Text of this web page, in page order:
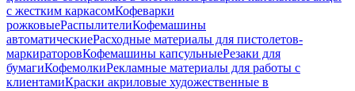
с жестким каркасомКофеварки
рожковыеРаспылителиКофемашины
автоматическиеРасходные материалы для пистолетов-
маркираторовКофемашины капсульныеРезаки для
бумагиКофемолкиРекламные материалы для работы с
клиентамиКраски акриловые художественные в